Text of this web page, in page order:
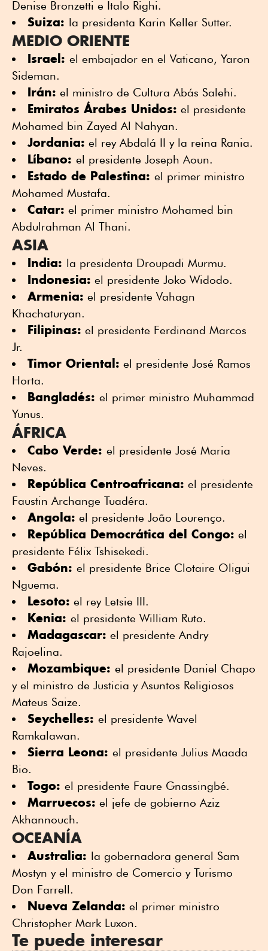
Denise Bronzetti e Italo Righi.
Suiza: la presidenta Karin Keller Sutter.
MEDIO ORIENTE
Israel: el embajador en el Vaticano, Yaron
Sideman.
Irán: el ministro de Cultura Abás Salehi.
Emiratos Árabes Unidos: el presidente
Mohamed bin Zayed Al Nahyan.
Jordania: el rey Abdalá II y la reina Rania.
Líbano: el presidente Joseph Aoun.
Estado de Palestina: el primer ministro
Mohamed Mustafa.
Catar: el primer ministro Mohamed bin
Abdulrahman Al Thani.
ASIA
India: la presidenta Droupadi Murmu.
Indonesia: el presidente Joko Widodo.
Armenia: el presidente Vahagn
Khachaturyan.
Filipinas: el presidente Ferdinand Marcos
Jr.
Timor Oriental: el presidente José Ramos
Horta.
Bangladés: el primer ministro Muhammad
Yunus.
ÁFRICA
Cabo Verde: el presidente José Maria
Neves.
República Centroafricana: el presidente
Faustin Archange Tuadéra.
Angola: el presidente João Lourenço.
República Democrática del Congo: el
presidente Félix Tshisekedi.
Gabón: el presidente Brice Clotaire Oligui
Nguema.
Lesoto: el rey Letsie III.
Kenia: el presidente William Ruto.
Madagascar: el presidente Andry
Rajoelina.
Mozambique: el presidente Daniel Chapo
y el ministro de Justicia y Asuntos Religiosos
Mateus Saize.
Seychelles: el presidente Wavel
Ramkalawan.
Sierra Leona: el presidente Julius Maada
Bio.
Togo: el presidente Faure Gnassingbé.
Marruecos: el jefe de gobierno Aziz
Akhannouch.
OCEANÍA
Australia: la gobernadora general Sam
Mostyn y el ministro de Comercio y Turismo
Don Farrell.
Nueva Zelanda: el primer ministro
Christopher Mark Luxon.
Te puede interesar